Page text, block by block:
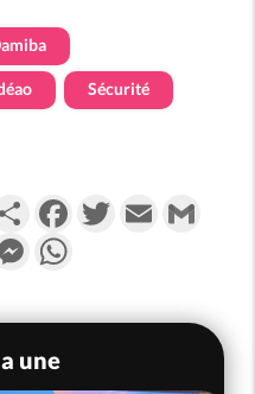
Sécurité
PartagerFacebookTwitterEmail
Messenger
une